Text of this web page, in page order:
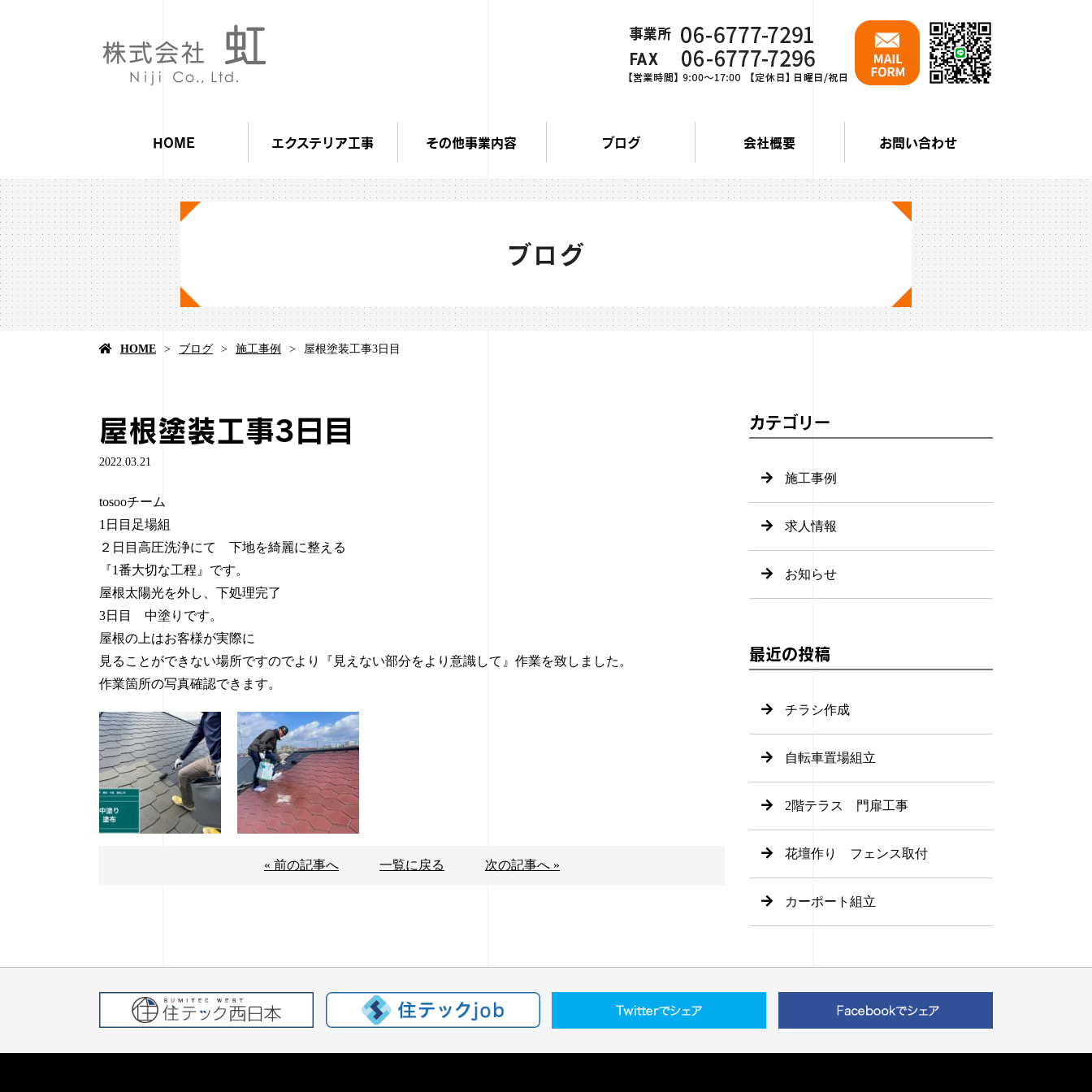
HOME エクステリア工事 その他事業内容 ブログ 会社概要 お問い合わせ
ブログ
HOME ブログ 施工事例 屋根塗装工事3日目
屋根塗装工事3日目
2022.03.21
tosooチーム
1日目足場組
２日目高圧洗浄にて 下地を綺麗に整える
『1番大切な工程』です。
屋根太陽光を外し、下処理完了
3日目 中塗りです。
屋根の上はお客様が実際に
見ることができない場所ですのでより『見えない部分をより意識して』作業を致しました。
作業箇所の写真確認できます。
« 前の記事へ 一覧に戻る 次の記事へ »
カテゴリー
施工事例
求人情報
お知らせ
最近の投稿
チラシ作成
自転車置場組立
2階テラス 門扉工事
花壇作り フェンス取付
カーポート組立